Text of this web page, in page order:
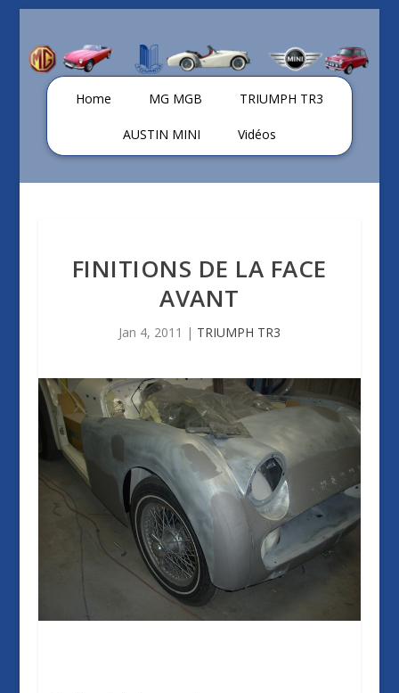
Home MG MGB TRIUMPH TR3
AUSTIN MINI Vidéos
FINITIONS DE LA FACE
AVANT
Jan 4, 2011 | TRIUMPH TR3